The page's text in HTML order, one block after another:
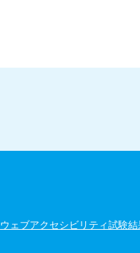
ウェブアクセシビリティ試験結